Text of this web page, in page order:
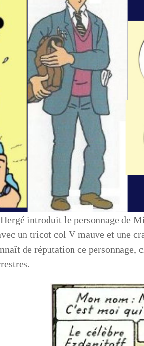
introduit le personnage de
un tricot col V mauve et une
de réputation ce personnage,